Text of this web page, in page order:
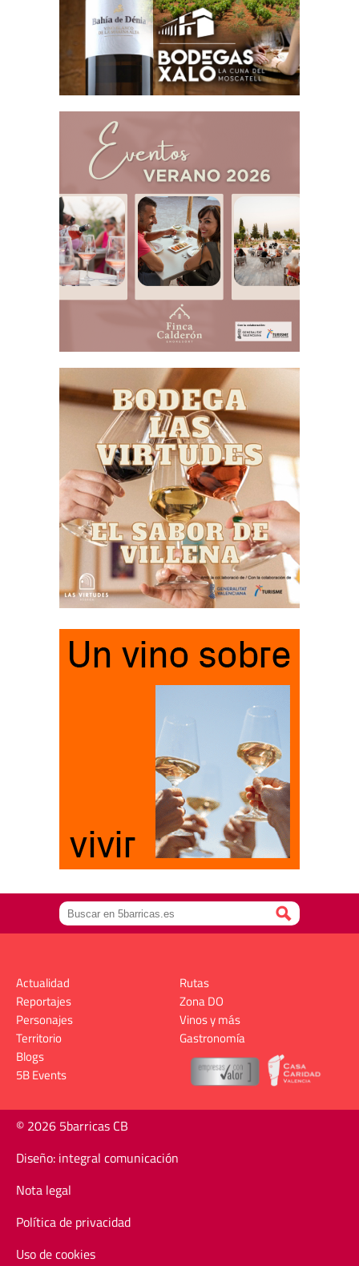
Actualidad
Reportajes
Personajes
Territorio
Rutas
Zona DO
Vinos y más
Gastronomía
Blogs
5B Events
© 2026 5barricas CB
Diseño: integral comunicación
Nota legal
Política de privacidad
Uso de cookies